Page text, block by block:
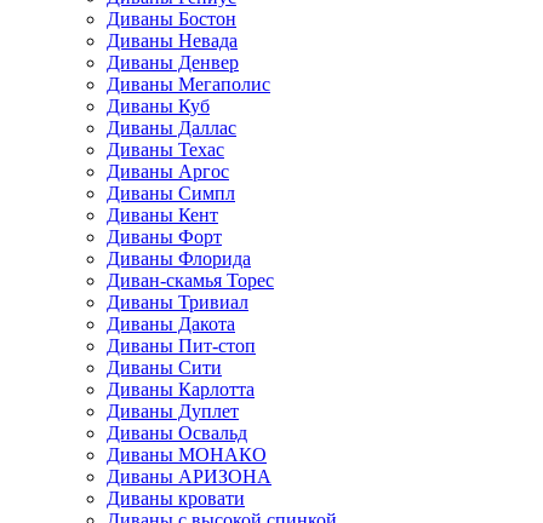
Диваны Бостон
Диваны Невада
Диваны Денвер
Диваны Мегаполис
Диваны Куб
Диваны Даллас
Диваны Техас
Диваны Аргос
Диваны Симпл
Диваны Кент
Диваны Форт
Диваны Флорида
Диван-скамья Торес
Диваны Тривиал
Диваны Дакота
Диваны Пит-стоп
Диваны Сити
Диваны Карлотта
Диваны Дуплет
Диваны Освальд
Диваны МОНАКО
Диваны АРИЗОНА
Диваны кровати